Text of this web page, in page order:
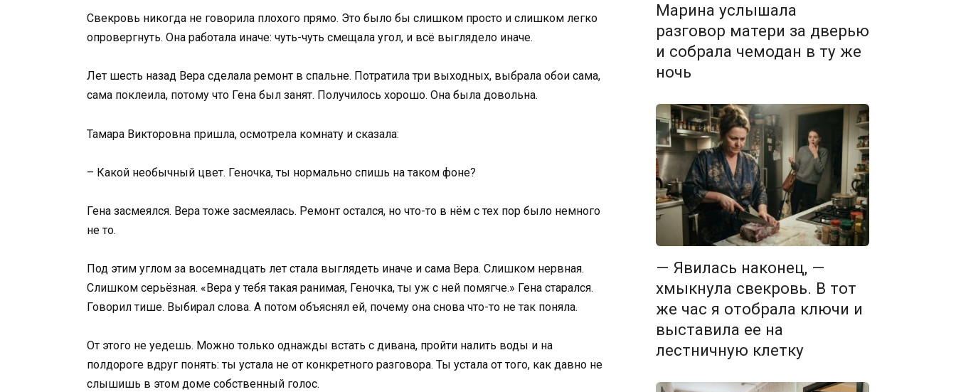
Свекровь никогда не говорила плохого прямо. Это было бы слишком просто и слишком легко
опровергнуть. Она работала иначе: чуть-чуть смещала угол, и всё выглядело иначе.
Лет шесть назад Вера сделала ремонт в спальне. Потратила три выходных, выбрала обои сама,
сама поклеила, потому что Гена был занят. Получилось хорошо. Она была довольна.
Тамара Викторовна пришла, осмотрела комнату и сказала:
– Какой необычный цвет. Геночка, ты нормально спишь на таком фоне?
Гена засмеялся. Вера тоже засмеялась. Ремонт остался, но что-то в нём с тех пор было немного
не то.
Под этим углом за восемнадцать лет стала выглядеть иначе и сама Вера. Слишком нервная.
Слишком серьёзная. «Вера у тебя такая ранимая, Геночка, ты уж с ней помягче.» Гена старался.
Говорил тише. Выбирал слова. А потом объяснял ей, почему она снова что-то не так поняла.
От этого не уедешь. Можно только однажды встать с дивана, пройти налить воды и на
полдороге вдруг понять: ты устала не от конкретного разговора. Ты устала от того, как давно не
слышишь в этом доме собственный голос.
Марина услышала
разговор матери за дверью
и собрала чемодан в ту же
ночь
— Явилась наконец, —
хмыкнула свекровь. В тот
же час я отобрала ключи и
выставила ее на
лестничную клетку